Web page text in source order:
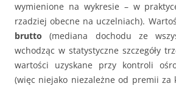
wymienione na wykresie – w
rzadziej obecne na uczelniach).
brutto(mediana dochodu ze
wchodząc w statystyczne szczegóły
wartości uzyskane przy kontroli
(więc niejako niezależne od premii za